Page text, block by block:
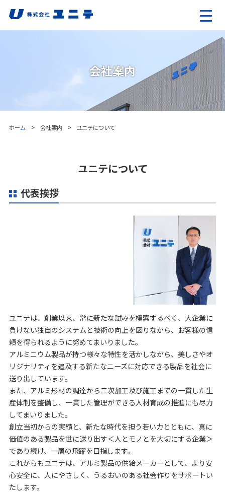
会社案内
ホーム 会社案内 ユニテについて
ユニテについて
代表挨拶
ユニテは、創業以来、常に新たな試みを模索するべく、大企業に
負けない独自のシステムと技術の向上を図りながら、お客様の信
頼を得られるように努めてまいりました。
アルミニウム製品が持つ様々な特性を活かしながら、美しさやオ
リジナリティを追及する新たなニーズに対応できる製品を社会に
送り出しています。
また、アルミ形材の調達から二次加工及び施工までの一貫した生
産体制を整備し、一貫した管理ができる人材育成の推進にも尽力
してまいりました。
創立当初からの実績と、新たな時代を担う若い力とともに、真に
価値のある製品を世に送り出す＜人とモノとを大切にする企業＞
であり続け、一層の飛躍を目指します。
これからもユニテは、アルミ製品の供給メーカーとして、より安
心安全に、人にやさしく、うるおいのある社会作りをサポートい
たします。